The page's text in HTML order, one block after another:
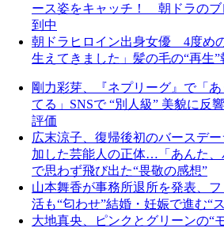
ース姿をキャッチ！ 朝ドラのブ
到中
朝ドラヒロイン出身女優 4度め
生えてきました」髪の毛の“再生
剛力彩芽、『ネプリーグ』で「
てる」SNSで “別人級” 美貌に反
評価
広末涼子、復帰後初のバースデ
加した芸能人の正体…「あんた
で思わず飛び出た“畏敬の感想”
山本舞香が事務所退所を発表、
活も“匂わせ”結婚・妊娠で進む“
大地真央、ピンクとグリーンの“